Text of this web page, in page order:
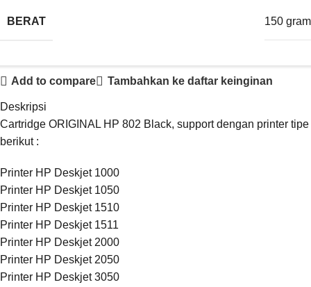
BERAT 150 gram
Add to compare Tambahkan ke daftar keinginan
Deskripsi
Cartridge ORIGINAL HP 802 Black, support dengan printer tipe
berikut :
Printer HP Deskjet 1000
Printer HP Deskjet 1050
Printer HP Deskjet 1510
Printer HP Deskjet 1511
Printer HP Deskjet 2000
Printer HP Deskjet 2050
Printer HP Deskjet 3050